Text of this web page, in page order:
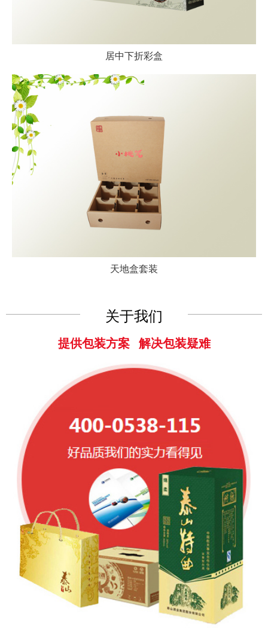
居中下折彩盒
天地盒套装
关于我们
提供包装方案 解决包装疑难